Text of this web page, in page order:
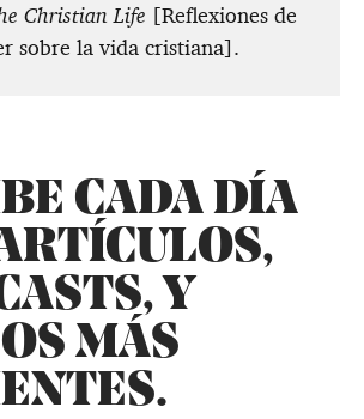
Christian Life [Reflexiones de
sobre la vida cristiana].
CADA DÍA
Y
MÁS